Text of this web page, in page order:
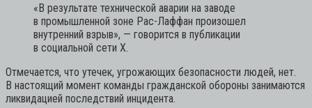
«В результате технической аварии на заводе
в промышленной зоне Рас-Лаффан произошел
внутренний взрыв», — говорится в публикации
в социальной сети X.
Отмечается, что утечек, угрожающих безопасности людей, нет.
В настоящий момент команды гражданской обороны занимаются
ликвидацией последствий инцидента.